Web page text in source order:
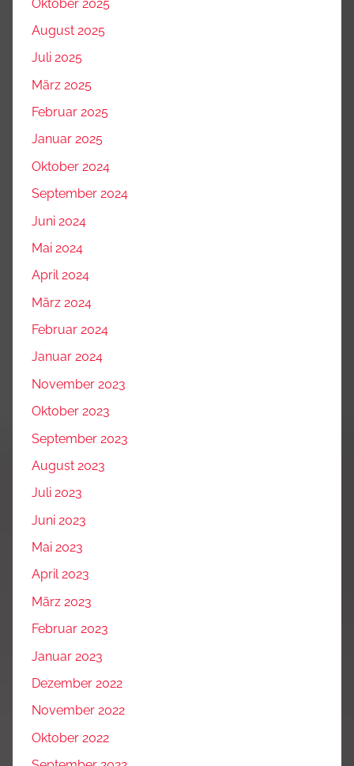
Oktober 2025
August 2025
Juli 2025
März 2025
Februar 2025
Januar 2025
Oktober 2024
September 2024
Juni 2024
Mai 2024
April 2024
März 2024
Februar 2024
Januar 2024
November 2023
Oktober 2023
September 2023
August 2023
Juli 2023
Juni 2023
Mai 2023
April 2023
März 2023
Februar 2023
Januar 2023
Dezember 2022
November 2022
Oktober 2022